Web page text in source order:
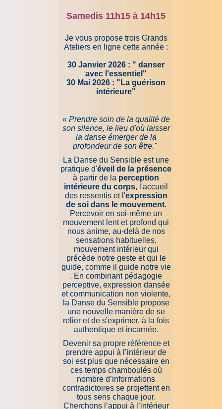
Samedis 11h15 à 14h15
Je vous propose trois Grands
Ateliers en ligne cette année :
30 Janvier 2026 : " danser
avec l'essentiel"
30 Mai 2026 : "La guérison
intérieure"
« Prendre soin de la qualité de
son silence, le lieu d'où laisser
la danse émerger de la
profondeur de son être."
La Danse du Sensible est une
pratique d'éveil de la présence
à partir de la perception
intérieure du corps, l'accueil
des ressentis et l'expression
de soi dans le mouvement.
Percevoir en soi-même un
mouvement lent et profond qui
nous anime, au-delà de nos
sensations habituelles,
mouvement intérieur qui
précède notre geste et qui le
guide, comme il guide notre vie
. En combinant pédagogie
perceptive, expression dansée
et communication non violente,
la Danse du Sensible propose
une nouvelle manière de se
relier et de s'exprimer, à la fois
authentique et incarnée.
Devenir sa propre référence et
prendre appui à l’intérieur de
soi est plus que nécessaire en
ces temps chamboulés où
nombre d’informations
contradictoires se projettent en
tous sens chaque jour.
Cherchons l’appui à l’intérieur